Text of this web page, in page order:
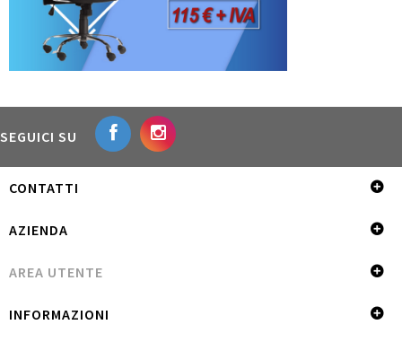
SEGUICI SU
CONTATTI
AZIENDA
AREA UTENTE
INFORMAZIONI